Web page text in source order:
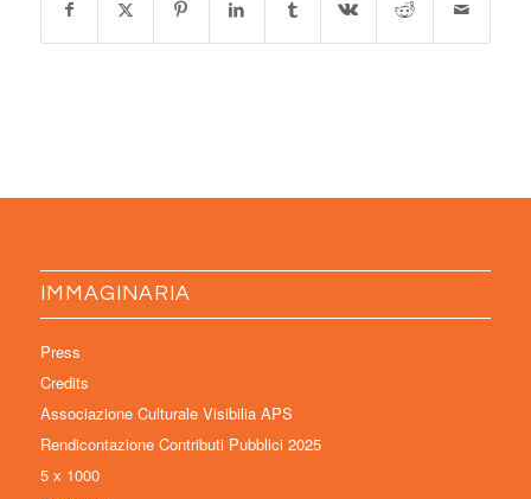
IMMAGINARIA
Press
Credits
Associazione Culturale Visibilia APS
Rendicontazione Contributi Pubblici 2025
5 x 1000